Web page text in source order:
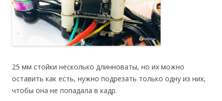
25 мм стойки несколько длинноваты, но их можно
оставить как есть, нужно подрезать только одну из них,
чтобы она не попадала в кадр.